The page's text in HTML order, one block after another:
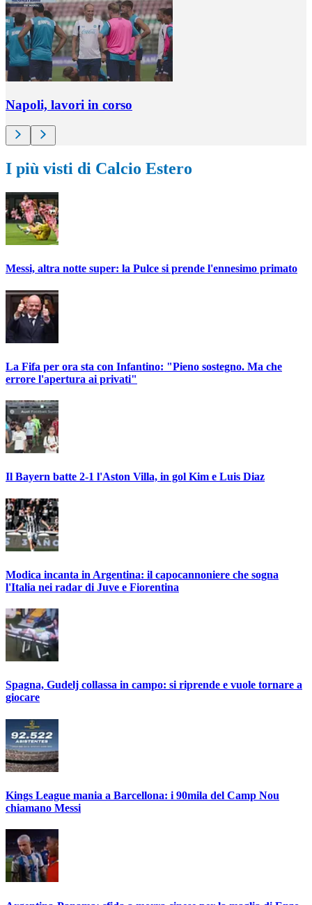
Napoli, lavori in corso
I più visti di Calcio Estero
Messi, altra notte super: la Pulce si prende l'ennesimo primato
La Fifa per ora sta con Infantino: "Pieno sostegno. Ma che
errore l'apertura ai privati"
Il Bayern batte 2-1 l'Aston Villa, in gol Kim e Luis Diaz
Modica incanta in Argentina: il capocannoniere che sogna
l'Italia nei radar di Juve e Fiorentina
Spagna, Gudelj collassa in campo: si riprende e vuole tornare a
giocare
Kings League mania a Barcellona: i 90mila del Camp Nou
chiamano Messi